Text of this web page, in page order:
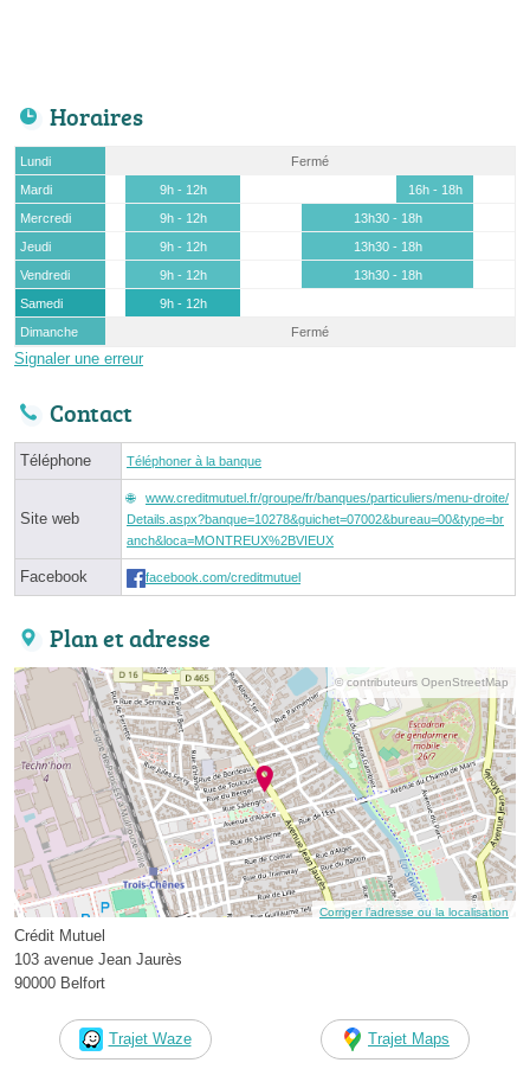
Horaires
Lundi
Fermé
Mardi
9h - 12h
16h - 18h
Mercredi
9h - 12h
13h30 - 18h
Jeudi
9h - 12h
13h30 - 18h
Vendredi
9h - 12h
13h30 - 18h
Samedi
9h - 12h
Dimanche
Fermé
Signaler une erreur
Contact
Téléphone Téléphoner à la banque
Site web
www.creditmutuel.fr/groupe/fr/banques/particuliers/menu-droite/
Details.aspx?banque=10278&guichet=07002&bureau=00&type=br
anch&loca=MONTREUX%2BVIEUX
Facebook facebook.com/creditmutuel
Plan et adresse
© contributeurs OpenStreetMap
Corriger l’adresse ou la localisation
Crédit Mutuel
103 avenue Jean Jaurès
90000 Belfort
Trajet Waze Trajet Maps